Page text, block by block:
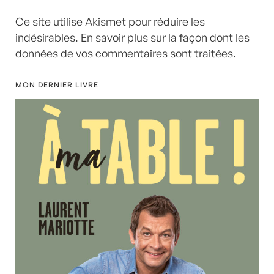
Ce site utilise Akismet pour réduire les
indésirables. En savoir plus sur la façon dont les
données de vos commentaires sont traitées.
MON DERNIER LIVRE